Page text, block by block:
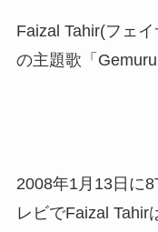
Faizal Tahir(フェ
の主題歌「
2008年1月13日に
レビでFaizal Tahir